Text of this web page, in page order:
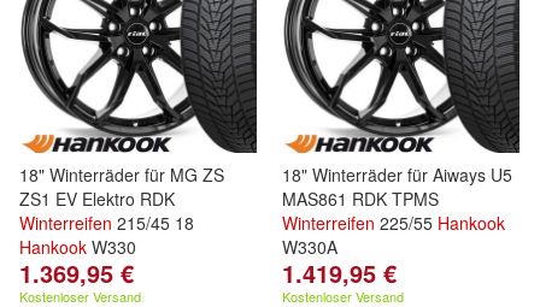
18" Winterräder für MG ZS
ZS1 EV Elektro RDK
Winterreifen 215/45 18
Hankook W330
1.369,95 €
Kostenloser Versand
18" Winterräder für Aiways U5
MAS861 RDK TPMS
Winterreifen 225/55 Hankook
W330A
1.419,95 €
Kostenloser Versand